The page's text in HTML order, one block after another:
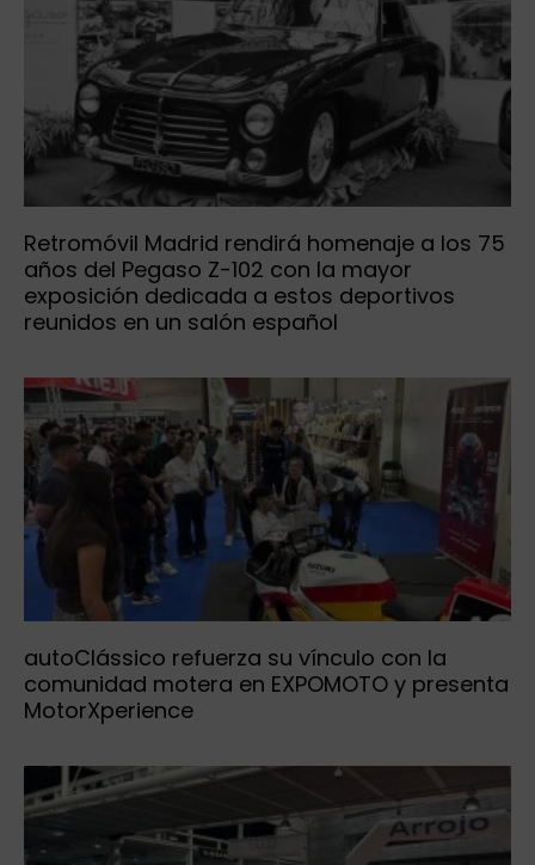
Retromóvil Madrid rendirá homenaje a los 75
años del Pegaso Z-102 con la mayor
exposición dedicada a estos deportivos
reunidos en un salón español
autoClássico refuerza su vínculo con la
comunidad motera en EXPOMOTO y presenta
MotorXperience